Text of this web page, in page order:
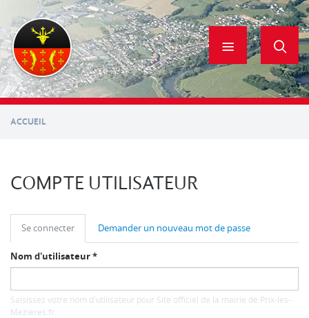
contenu
principal
ACCUEIL
COMPTE UTILISATEUR
ONGLETS
PRINCIPAUX
Se connecter (onglet
actif)
Demander un nouveau mot de passe
Nom d'utilisateur *
Saisissez votre nom d'utilisateur pour Site officiel de la mairie de Prix-les-
Mezieres.fr.